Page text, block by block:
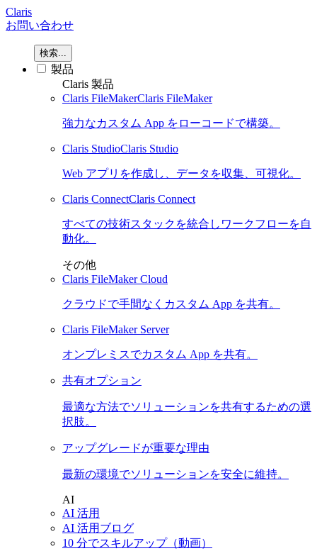
Claris
お問い合わせ
検索...
製品
Claris 製品
Claris FileMakerClaris FileMaker
強力なカスタム App をローコードで構築。
Claris StudioClaris Studio
Web アプリを作成し、データを収集、可視化。
Claris ConnectClaris Connect
すべての技術スタックを統合しワークフローを自
動化。
その他
Claris FileMaker Cloud
クラウドで手間なくカスタム App を共有。
Claris FileMaker Server
オンプレミスでカスタム App を共有。
共有オプション
最適な方法でソリューションを共有するための選
択肢。
アップグレードが重要な理由
最新の環境でソリューションを安全に維持。
AI
AI 活用
AI 活用ブログ
10 分でスキルアップ（動画）